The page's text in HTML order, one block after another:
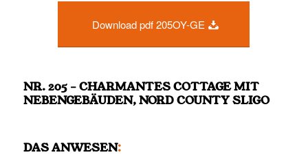
NR. 205 – CHARMANTES COTTAGE MIT
NEBENGEBÄUDEN, NORD COUNTY SLIGO
DAS ANWESEN:
Download pdf 205OY-GE